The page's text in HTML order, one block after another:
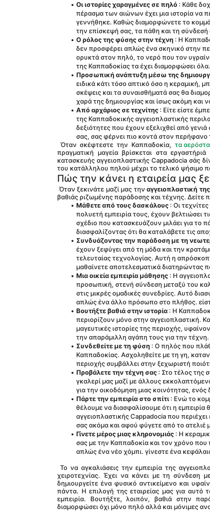
Οι ιστορίες χαραγμένες σε πηλό : Κάθε
πέρασμα των αιώνων έχει μια ιστορία να
γεννήθηκε. Καθώς διαμορφώνετε το
την επίσκεψή σας, τα πάθη και τη σύνδεσή
Ο ρόλος της φύσης στην τέχνη : Η
δεν προσφέρει απλώς ένα σκηνικό στην
ορυκτά στον πηλό, το νερό που τον
της Καππαδοκίας τα έχει διαμορφώσει
Προσωπική ανάπτυξη μέσω της
ειδικά κάτι τόσο απτικό όσο η κεραμική,
σκέψεις και τα συναισθήματά σας θα
χαρά της δημιουργίας και ίσως ακόμη και
Από αρχάριος σε τεχνίτης : Είτε είστε
της Καππαδοκικής αγγειοπλαστικής
δεξιότητες που έχουν εξελιχθεί από
σας, σας φέρνει πιο κοντά στον περήφανο
Όταν σκέφτεστε την Καππαδοκία, τα
πραγματική μαγεία βρίσκεται στα
κατασκευής αγγειοπλαστικής Cappadocia σάς
του κατάλληλου πηλού μέχρι το τελικό ψήσιμο
Πώς την κάνει η εταιρεία μας
Όταν ξεκινάτε μαζί μας την αγγειοπλαστική
βαθιάς ριζωμένης παράδοσης και τέχνης. Δείτε
Μάθετε από τους δασκάλους : Οι
πολυετή εμπειρία τους, έχουν βελτιώσει
σχέδιο που κατασκευάζουν μιλάει για το
διασφαλίζοντας ότι θα καταλάβετε τις
Συνδυάζοντας την παράδοση με τη
έχουν ξεφύγει από τη μόδα και την
τελευταίας τεχνολογίας. Αυτή η
μαθαίνετε αποτελεσματικά διατηρώντας
Μια οικεία εμπειρία μάθησης : Η
προσωπική, στενή σύνδεση μεταξύ του
στις μικρές ομαδικές συνεδρίες. Αυτό
απλώς ένα άλλο πρόσωπο στο πλήθος.
Βουτήξτε βαθιά στην ιστορία : Η
περιορίζουν μόνο στην αγγειοπλαστική.
μαγευτικές ιστορίες της περιοχής,
την απαράμιλλη αγάπη τους για την τέχνη.
Συνδεθείτε με τη φύση : Ο πηλός που
Καππαδοκίας. Ασχοληθείτε με τη γη,
περιοχής συμβάλλει στην ξεχωριστή
Προβάλετε την τέχνη σας : Στο τέλος της
γκαλερί μας μαζί με άλλους
για την οικοδόμηση μιας κοινότητας,
Πάρτε την εμπειρία στο σπίτι : Ενώ το
θέλουμε να διασφαλίσουμε ότι η εμπειρία
αγγειοπλαστικής Cappadocia που
σας ακόμα και αφού φύγετε από το ατελιέ
Γίνετε μέρος μιας κληρονομιάς : Η
σας με την Καππαδοκία και τον χρόνο που
απλώς ένα νέο χόμπι. γίνεστε ένα
χειροτεχνίας. Έχει να κάνει με τη
δημιουργείτε ένα φυσικό αντικείμενο και
πάντα. Η επιλογή της εταιρείας μας για αυτό
εμπειρία. Βουτήξτε, λοιπόν, βαθιά στην
διαμορφώσει όχι μόνο πηλό αλλά και μόνιμες